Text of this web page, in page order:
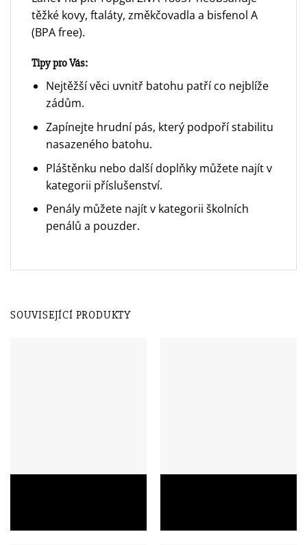
těžké kovy, ftaláty, změkčovadla a bisfenol A
(BPA free).
Tipy pro Vás:
Nejtěžší věci uvnitř batohu patří co nejblíže
zádům.
Zapínejte hrudní pás, který podpoří stabilitu
nasazeného batohu.
Pláštěnku nebo další doplňky můžete najít v
kategorii příslušenství.
Penály můžete najít v kategorii školních
penálů a pouzder.
SOUVISEJÍCÍ PRODUKTY